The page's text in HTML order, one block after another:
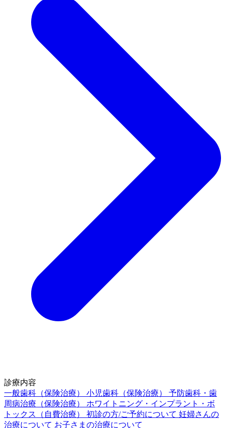
診療内容
一般歯科（保険治療）
小児歯科（保険治療）
予防歯科・歯
周病治療（保険治療）
ホワイトニング・インプラント・ボ
トックス（自費治療）
初診の方/ご予約について 妊婦さんの
治療について お子さまの治療について